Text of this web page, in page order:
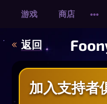
游戏 商店 •••
返回
加入支持者